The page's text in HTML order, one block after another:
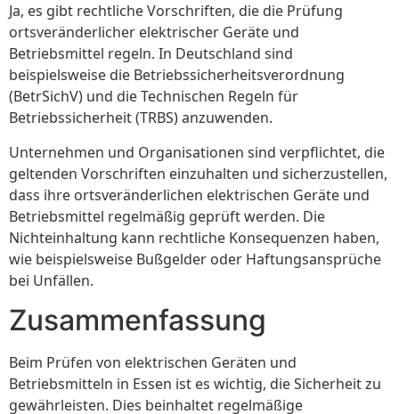
Ja, es gibt rechtliche Vorschriften, die die Prüfung
ortsveränderlicher elektrischer Geräte und
Betriebsmittel regeln. In Deutschland sind
beispielsweise die Betriebssicherheitsverordnung
(BetrSichV) und die Technischen Regeln für
Betriebssicherheit (TRBS) anzuwenden.
Unternehmen und Organisationen sind verpflichtet, die
geltenden Vorschriften einzuhalten und sicherzustellen,
dass ihre ortsveränderlichen elektrischen Geräte und
Betriebsmittel regelmäßig geprüft werden. Die
Nichteinhaltung kann rechtliche Konsequenzen haben,
wie beispielsweise Bußgelder oder Haftungsansprüche
bei Unfällen.
Zusammenfassung
Beim Prüfen von elektrischen Geräten und
Betriebsmitteln in Essen ist es wichtig, die Sicherheit zu
gewährleisten. Dies beinhaltet regelmäßige